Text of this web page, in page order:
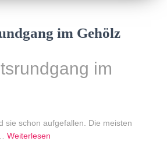
im Gehölz
im
sie schon aufgefallen. Die meisten
Weiterlesen